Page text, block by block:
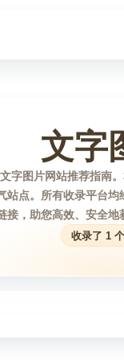
文字
字图片网站推荐指南
站点。所有收录平台
接，助您高效、安全地
收录了 1